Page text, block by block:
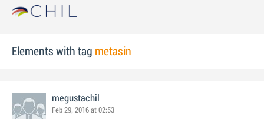
Elements with tag metasin
megustachil
Feb 29, 2016 at 02:53